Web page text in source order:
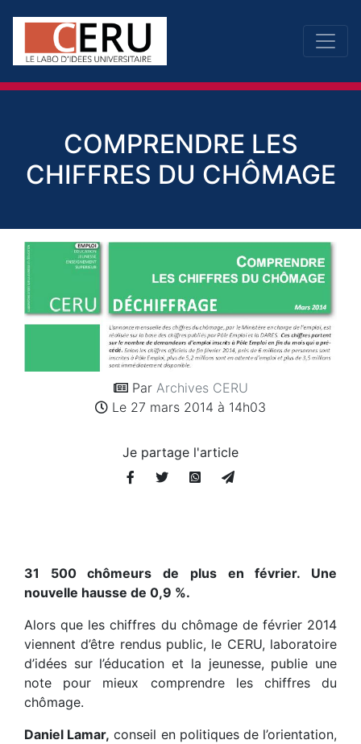
COMPRENDRE LES
CHIFFRES DU CHÔMAGE
Par Archives CERU
Le 27 mars 2014 à 14h03
Je partage l'article
31 500 chômeurs de plus en février. Une
nouvelle hausse de 0,9 %.
Alors que les chiffres du chômage de février 2014
viennent d’être rendus public, le CERU, laboratoire
d’idées sur l’éducation et la jeunesse, publie une
note pour mieux comprendre les chiffres du
chômage.
Daniel Lamar, conseil en politiques de l’orientation,